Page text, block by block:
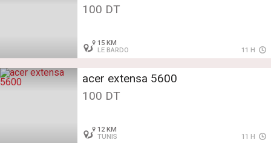
100 DT
15 KM
LE BARDO
11 H
acer extensa 5600
100 DT
12 KM
TUNIS
11 H